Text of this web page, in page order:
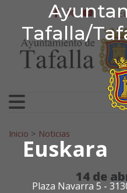
Tafalla/
Euskara
Plaza Navarra 5 -
Ir al contenidofacebook
twitter
Search for:
Inicio > Noticias
14 de